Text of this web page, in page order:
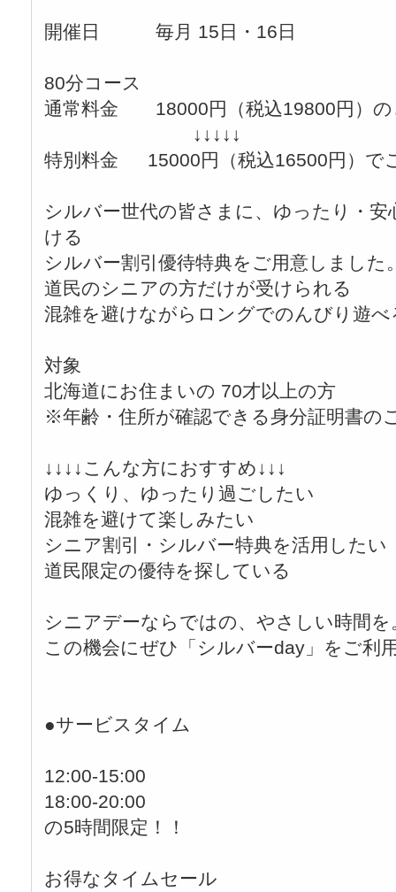
開催日 毎月 15日・16日
80分コース
通常料金 18000円（税込19800円）の
↓↓↓↓↓
特別料金 15000円（税込16500円）で
シルバー世代の皆さまに、ゆったり・
ける
シルバー割引優待特典をご用意しました
道民のシニアの方だけが受けられる
混雑を避けながらロングでのんびり遊
対象
北海道にお住まいの 70才以上の方
※年齢・住所が確認できる身分証明書の
↓↓↓↓こんな方におすすめ↓↓↓
ゆっくり、ゆったり過ごしたい
混雑を避けて楽しみたい
シニア割引・シルバー特典を活用したい
道民限定の優待を探している
シニアデーならではの、やさしい時間を
この機会にぜひ「シルバーday」をご利
●サービスタイム
12:00-15:00
18:00-20:00
の5時間限定！！
お得なタイムセール